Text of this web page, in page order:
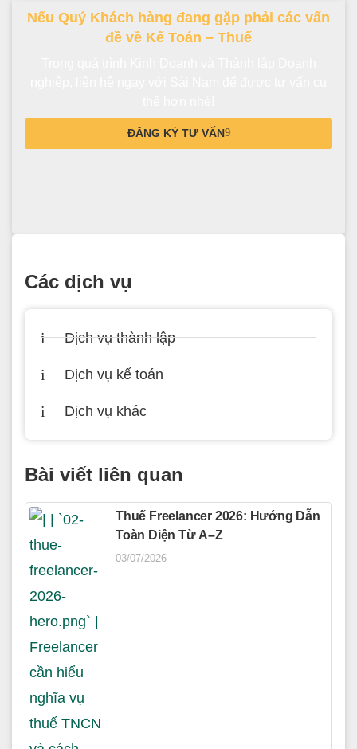
Nếu Quý Khách hàng đang gặp phải các vấn
đề về Kế Toán – Thuế
ĐĂNG KÝ TƯ VẤN
Các dịch vụ
Dịch vụ thành lập
Dịch vụ kế toán
Dịch vụ khác
Bài viết liên quan
Thuế Freelancer 2026: Hướng Dẫn
Toàn Diện Từ A–Z
03/07/2026